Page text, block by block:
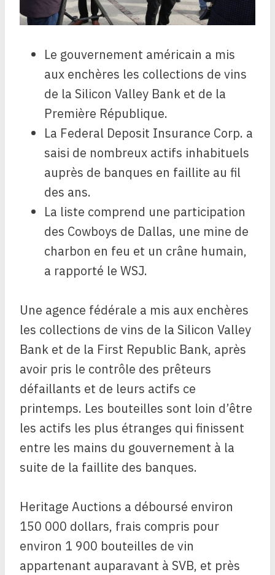
Le gouvernement américain a mis
aux enchères les collections de vins
de la Silicon Valley Bank et de la
Première République.
La Federal Deposit Insurance Corp. a
saisi de nombreux actifs inhabituels
auprès de banques en faillite au fil
des ans.
La liste comprend une participation
des Cowboys de Dallas, une mine de
charbon en feu et un crâne humain,
a rapporté le WSJ.
Une agence fédérale a mis aux enchères
les collections de vins de la Silicon Valley
Bank et de la First Republic Bank, après
avoir pris le contrôle des prêteurs
défaillants et de leurs actifs ce
printemps. Les bouteilles sont loin d’être
les actifs les plus étranges qui finissent
entre les mains du gouvernement à la
suite de la faillite des banques.
Heritage Auctions a déboursé environ
150 000 dollars, frais compris pour
environ 1 900 bouteilles de vin
appartenant auparavant à SVB, et près